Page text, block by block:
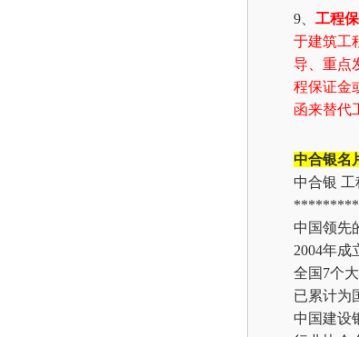
9、 工程
于建筑工
导、重点
程保证金
函来替代
中合银名
中合银 工
中国领先
2004年成
全国 7个
已累计为
中国建设